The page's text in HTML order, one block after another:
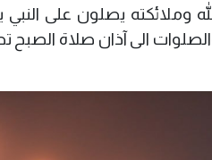
وملائكته يصلون على النبي
الى آذان صلاة الصبح